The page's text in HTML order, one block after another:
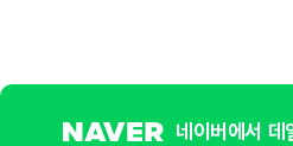
네이버에서 데